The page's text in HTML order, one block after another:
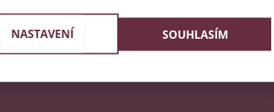
NASTAVENÍ SOUHLASÍM